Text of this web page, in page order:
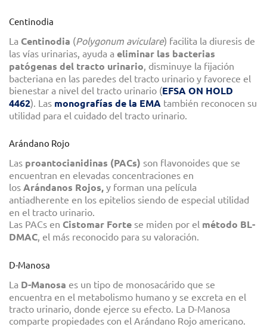
Centinodia
La Centinodia (Polygonum aviculare) facilita la diuresis de
las vías urinarias, ayuda a eliminar las bacterias
patógenas del tracto urinario, disminuye la fijación
bacteriana en las paredes del tracto urinario y favorece el
bienestar a nivel del tracto urinario (EFSA ON HOLD
4462). Las monografías de la EMA también reconocen su
utilidad para el cuidado del tracto urinario.
Arándano Rojo
Las proantocianidinas (PACs) son flavonoides que se
encuentran en elevadas concentraciones en
los Arándanos Rojos, y forman una película
antiadherente en los epitelios siendo de especial utilidad
en el tracto urinario.
Las PACs en Cistomar Forte se miden por el método BL-
DMAC, el más reconocido para su valoración.
D-Manosa
La D-Manosa es un tipo de monosacárido que se
encuentra en el metabolismo humano y se excreta en el
tracto urinario, donde ejerce su efecto. La D-Manosa
comparte propiedades con el Arándano Rojo americano.